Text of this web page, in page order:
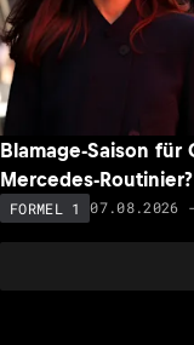
Blamage-Saison
Mercedes-Routinier?
FORMEL 1 07.08.2026